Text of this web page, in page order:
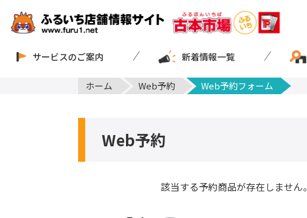
サービスのご案内 新着情報一覧
ホーム Web予約 Web予約フォーム
Web予約
該当する予約商品が存在しません。